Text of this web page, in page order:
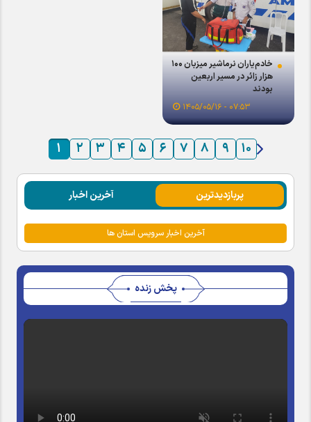
خادم‌یاران نرماشیر میزبان ۱۰۰
هزار زائر در مسیر اربعین
بودند
۰۷:۵۳ - ۱۴۰۵/۰۵/۱۶
۱ ۲ ۳ ۴ ۵ ۶ ۷ ۸ ۹ ۱۰
پربازدیدترین آخرین اخبار
آخرین اخبار سرویس استان ها
پخش زنده